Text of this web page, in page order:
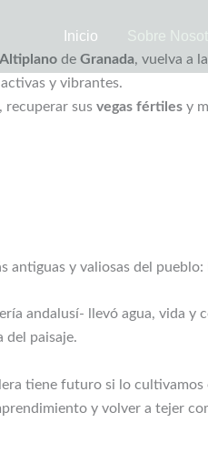
Inicio Sobre
Altiplano de Granada, vuelva a
y vibrantes.
, recuperar sus vegas fértiles y
antiguas y valiosas del pueblo:
andalusí- llevó agua, vida
del paisaje.
tiene futuro si lo cultivamos
y volver a tejer